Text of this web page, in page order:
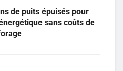
de puits épuisés pour
sans coûts de